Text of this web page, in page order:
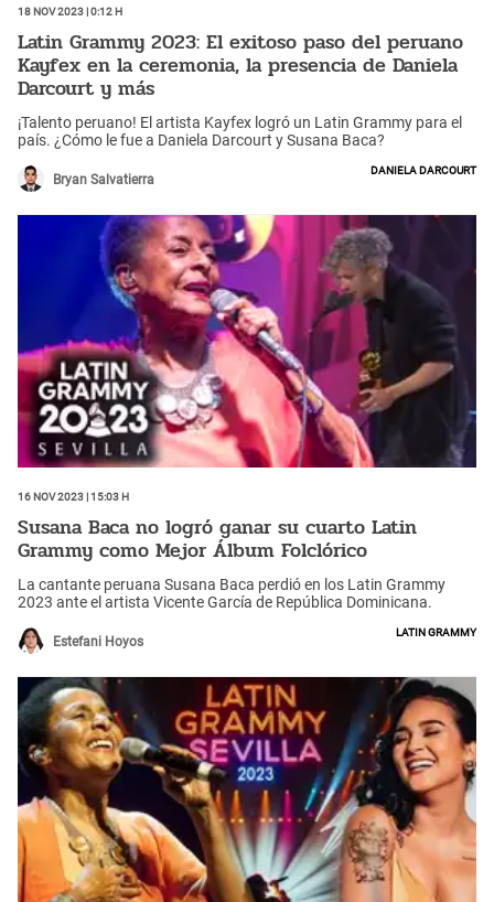
18 Nov 2023 | 0:12 h
Latin Grammy 2023: El exitoso paso del peruano
Kayfex en la ceremonia, la presencia de Daniela
Darcourt y más
¡Talento peruano! El artista Kayfex logró un Latin Grammy para el
país. ¿Cómo le fue a Daniela Darcourt y Susana Baca?
Bryan Salvatierra
Daniela Darcourt
16 Nov 2023 | 15:03 h
Susana Baca no logró ganar su cuarto Latin
Grammy como Mejor Álbum Folclórico
La cantante peruana Susana Baca perdió en los Latin Grammy
2023 ante el artista Vicente García de República Dominicana.
Estefani Hoyos
Latin Grammy